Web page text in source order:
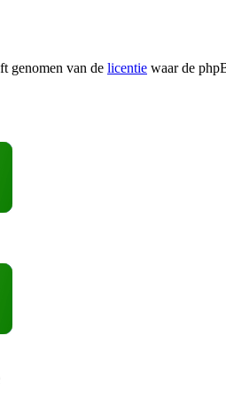
genomen van de licentie waar de